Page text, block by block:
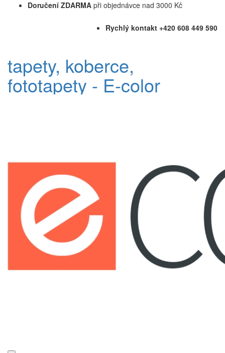
Doručení ZDARMA při objednávce nad 3000 Kč
Rychlý kontakt +420 608 449 590
tapety, koberce,
fototapety - E-color